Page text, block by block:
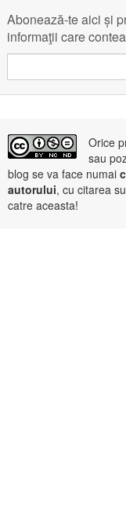
Abonează-te aici și
informaţii care
Orice
sau
blog se va face numai
autorului, cu citarea
catre aceasta!